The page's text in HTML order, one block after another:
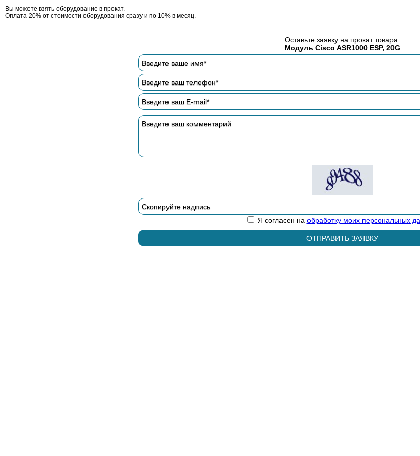
Вы можете взять оборудование в прокат.
Оплата 20% от стоимости оборудования сразу и по 10% в месяц.
Оставьте заявку на прокат товара:
Модуль Cisco ASR1000 ESP, 20G
Я согласен на обработку моих персональных